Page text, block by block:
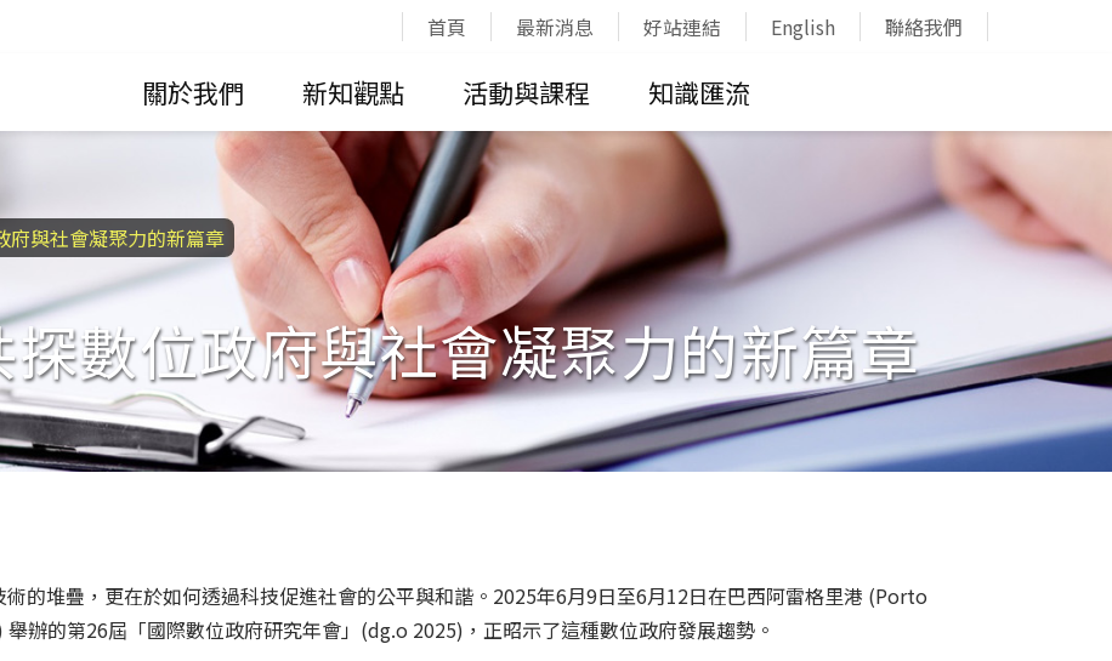
::: 首頁 最新消息 好站連結 English 聯絡我們
關於我們 新知觀點 活動與課程 知識匯流
府與社會凝聚力的新篇章
數位政府與社會凝聚力的新篇章
的堆疊，更在於如何透過科技促進社會的公平與和諧。2025年6月9日至6月12日在巴西阿雷格里港 (Porto
辦的第26屆「國際數位政府研究年會」(dg.o 2025)，正昭示了這種數位政府發展趨勢。